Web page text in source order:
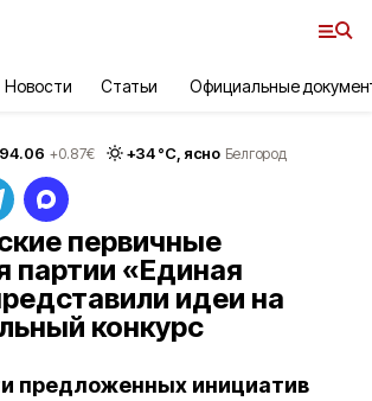
Новости Статьи Официальные
94.06 +0.87€ +34°С, ясно Белгород
первичные
партии «Единая
идеи на
конкурс
предложенных инициатив